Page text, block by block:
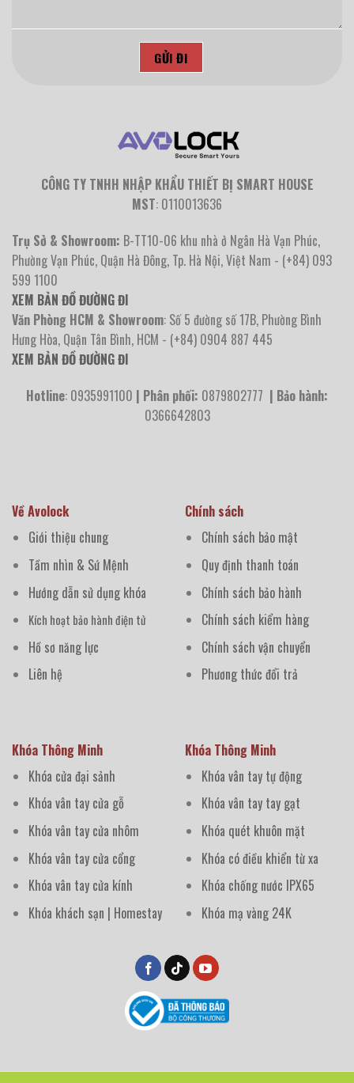
CÔNG TY TNHH NHẬP KHẨU THIẾT BỊ SMART HOUSE
MST: 0110013636
Trụ Sở & Showroom: B-TT10-06 khu nhà ở Ngân Hà Vạn Phúc,
Phường Vạn Phúc, Quận Hà Đông, Tp. Hà Nội, Việt Nam - (+84) 093
599 1100
XEM BẢN ĐỒ ĐƯỜNG ĐI
Văn Phòng HCM & Showroom: Số 5 đường số 17B, Phường Bình
Hưng Hòa, Quận Tân Bình, HCM - (+84) 0904 887 445
XEM BẢN ĐỒ ĐƯỜNG ĐI
Hotline: 0935991100 | Phân phối: 0879802777 | Bảo hành:
0366642803
Về Avolock
Giới thiệu chung
Tầm nhìn & Sứ Mệnh
Hướng dẫn sử dụng khóa
Kích hoạt bảo hành điện tử
Hồ sơ năng lực
Liên hệ
Chính sách
Chính sách bảo mật
Quy định thanh toán
Chính sách bảo hành
Chính sách kiểm hàng
Chính sách vận chuyển
Phương thức đổi trả
Khóa Thông Minh
Khóa cửa đại sảnh
Khóa vân tay cửa gỗ
Khóa vân tay cửa nhôm
Khóa vân tay cửa cổng
Khóa vân tay cửa kính
Khóa khách sạn | Homestay
Khóa Thông Minh
Khóa vân tay tự động
Khóa vân tay tay gạt
Khóa quét khuôn mặt
Khóa có điều khiển từ xa
Khóa chống nước IPX65
Khóa mạ vàng 24K